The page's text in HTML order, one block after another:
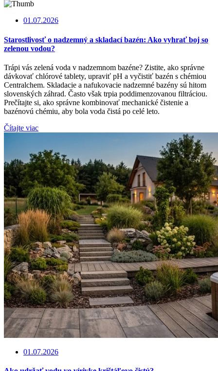
01.07.2026
Starostlivosť o nadzemný a skladací bazén: Ako vyhrať boj so
zelenou vodou?
Trápi vás zelená voda v nadzemnom bazéne? Zistite, ako správne
dávkovať chlórové tablety, upraviť pH a vyčistiť bazén s chémiou
Centralchem. Skladacie a nafukovacie nadzemné bazény sú hitom
slovenských záhrad. Často však trpia poddimenzovanou filtráciou.
Prečítajte si, ako správne kombinovať mechanické čistenie a
bazénovú chémiu, aby bola voda čistá po celé leto.
Čítajte viac
01.07.2026